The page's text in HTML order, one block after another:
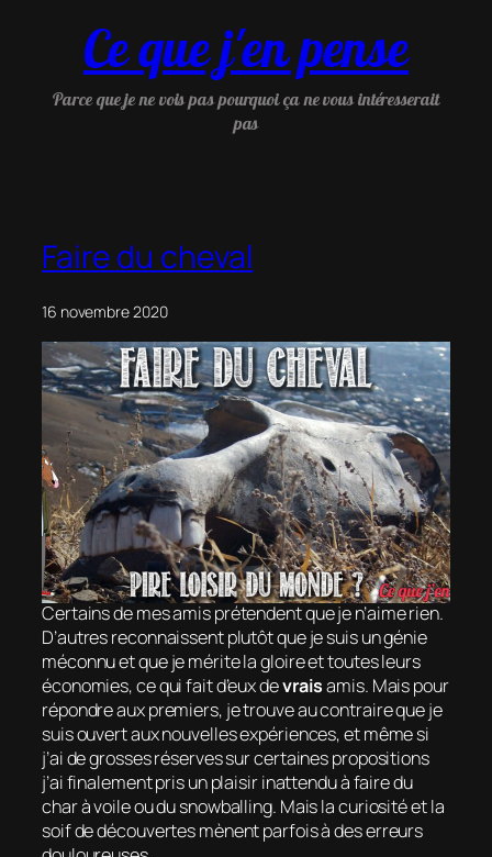
contenuCe que j'en pense
Parce que je ne vois pas pourquoi ça ne vous intéresserait
pas
Faire du cheval
16 novembre 2020
Certains de mes amis prétendent que je n’aime rien.
D’autres reconnaissent plutôt que je suis un génie
méconnu et que je mérite la gloire et toutes leurs
économies, ce qui fait d’eux devraisamis. Mais pour
répondre aux premiers, je trouve au contraire que je
suis ouvert aux nouvelles expériences, et même si
j’ai de grosses réserves sur certaines propositions
j’ai finalement pris un plaisir inattendu à faire du
char à voile ou du snowballing. Mais la curiosité et la
soif de découvertes mènent parfois à des erreurs